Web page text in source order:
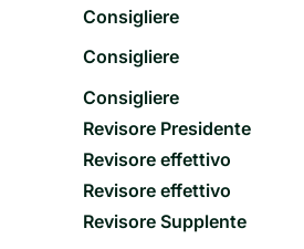
Consigliere
Consigliere
Consigliere
Revisore Presidente
Revisore effettivo
Revisore effettivo
Revisore Supplente